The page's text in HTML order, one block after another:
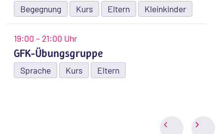
Begegnung Kurs Eltern Kleinkinder
19:00 – 21:00 Uhr
GFK-Übungsgruppe
Sprache Kurs Eltern